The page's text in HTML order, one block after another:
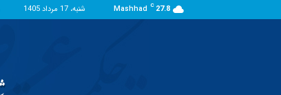
27.8
C
Mashhad شنبه، 17 مرداد 1405